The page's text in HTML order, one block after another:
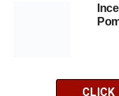
CLICK